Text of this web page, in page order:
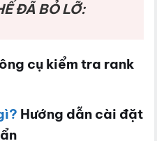
ĐÃ BỎ LỠ:
cụ kiểm tra rank
Hướng dẫn cài đặt